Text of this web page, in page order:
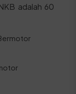
adalah 60